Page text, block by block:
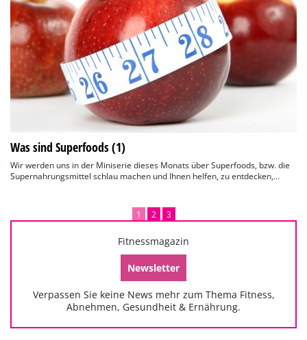
Was sind Superfoods (1)
Wir werden uns in der Miniserie dieses Monats über Superfoods, bzw. die
Supernahrungsmittel schlau machen und Ihnen helfen, zu entdecken,...
1 2 3
Fitnessmagazin
Newsletter
Verpassen Sie keine News mehr zum Thema Fitness,
Abnehmen, Gesundheit & Ernährung.